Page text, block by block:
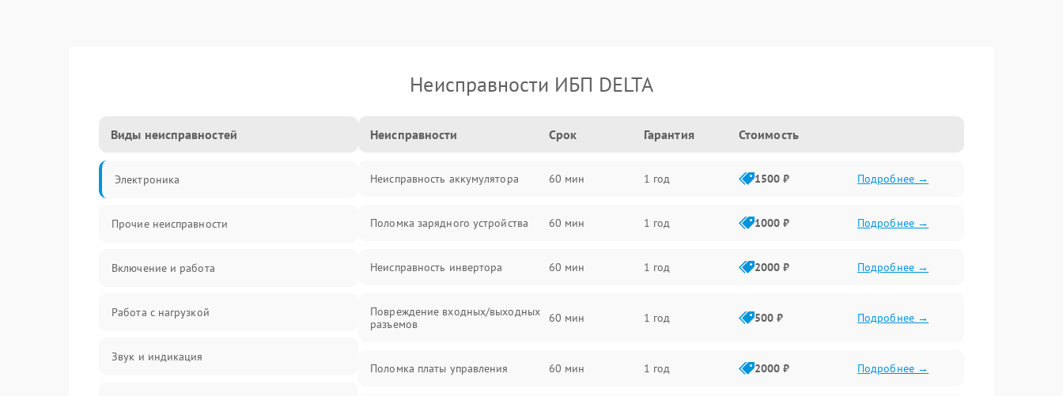
Неисправности ИБП DELTA
Виды неисправностей
Электроника
Прочие неисправности
Включение и работа
Работа с нагрузкой
Звук и индикация
Неисправности Срок Гарантия Стоимость
Неисправность аккумулятора 60 мин 1 год 1500 ₽ Подробнее →
Поломка зарядного устройства 60 мин 1 год 1000 ₽ Подробнее →
Неисправность инвертора 60 мин 1 год 2000 ₽ Подробнее →
Повреждение входных/выходных
разъемов
60 мин 1 год 500 ₽ Подробнее →
Поломка платы управления 60 мин 1 год 2000 ₽ Подробнее →